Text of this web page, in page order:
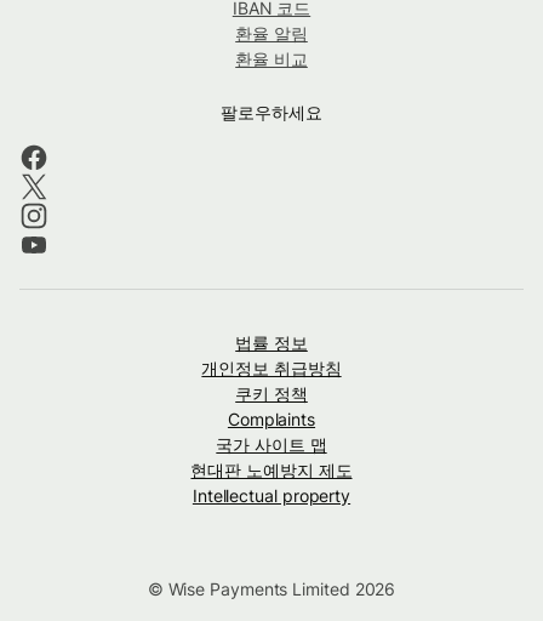
IBAN 코드
환율 알림
환율 비교
팔로우하세요
법률 정보
개인정보 취급방침
쿠키 정책
Complaints
국가 사이트 맵
현대판 노예방지 제도
Intellectual property
© Wise Payments Limited 2026